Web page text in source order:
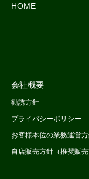
HOME
会社概要
勧誘方針
プライバシーポリシー
お客様本位の業務運営
自店販売方針（推奨販売